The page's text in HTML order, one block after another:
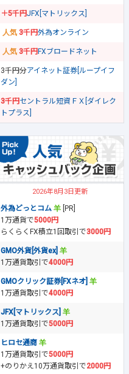
＋5千円JFX[マトリックス]
3千円外為オンライン
3千円FXブロードネット
3千円分アイネット証券[ループイフ
ダン]
3千円セントラル短資ＦＸ[ダイレク
トプラス]
2026年8月3日更新
外為どっとコム
[PR]
1万通貨で5000円
らくらくFX積立1回取引で3000円
GMO外貨[外貨ex]
1万通貨取引で4000円
GMOクリック証券[FXネオ]
1万通貨取引で4000円
JFX[マトリックス]
1万通貨取引で5000円
ヒロセ通商
1万通貨取引で5000円
+のりかえ10万通貨取引で2000円